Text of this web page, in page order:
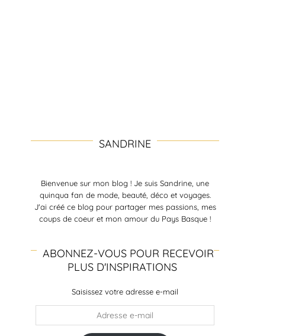
SANDRINE
Bienvenue sur mon blog ! Je suis Sandrine, une
quinqua fan de mode, beauté, déco et voyages.
J'ai créé ce blog pour partager mes passions, mes
coups de coeur et mon amour du Pays Basque !
ABONNEZ-VOUS POUR RECEVOIR
PLUS D'INSPIRATIONS
Saisissez votre adresse e-mail
e-